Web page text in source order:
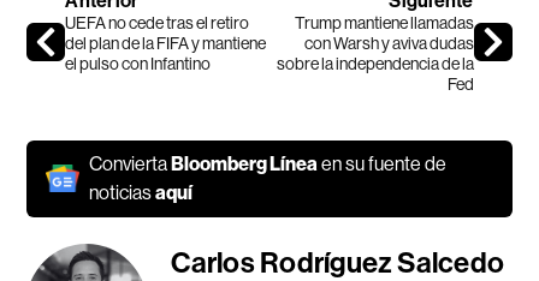
UEFA no cede tras el retiro
del plan de la FIFA y mantiene
el pulso con Infantino
Trump mantiene llamadas
con Warsh y aviva dudas
sobre la independencia de la
Fed
ConviertaBloomberg Línea en su fuente de
noticiasaquí
Carlos Rodríguez Salcedo